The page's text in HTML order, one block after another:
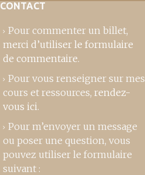
CONTACT
Pour commenter un billet,
merci d’utiliser le formulaire
de commentaire.
Pour vous renseigner sur mes
cours et ressources, rendez-
vous ici.
Pour m’envoyer un message
ou poser une question, vous
pouvez utiliser le formulaire
suivant :